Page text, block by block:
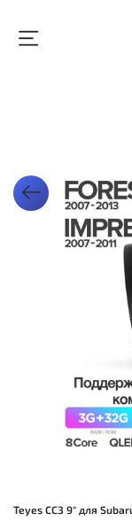
Teyes CC3 9" для